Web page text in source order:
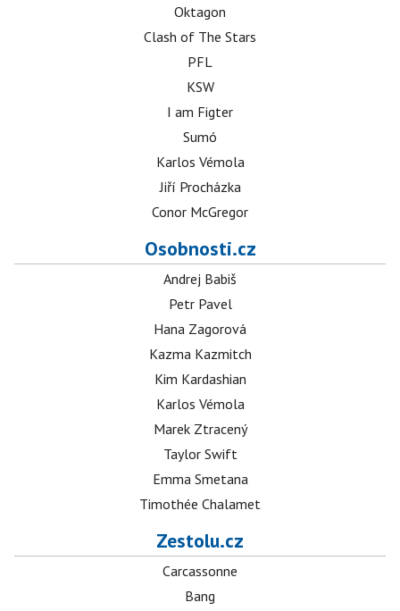
Oktagon
Clash of The Stars
PFL
KSW
I am Figter
Sumó
Karlos Vémola
Jiří Procházka
Conor McGregor
Osobnosti.cz
Andrej Babiš
Petr Pavel
Hana Zagorová
Kazma Kazmitch
Kim Kardashian
Karlos Vémola
Marek Ztracený
Taylor Swift
Emma Smetana
Timothée Chalamet
Zestolu.cz
Carcassonne
Bang